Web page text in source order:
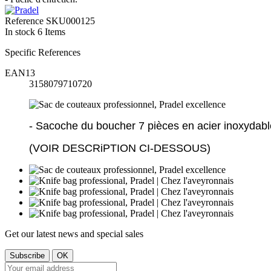
Reference SKU000125
In stock 6 Items
Specific References
EAN13
3158079710720
- Sacoche du boucher 7 pièces en acier
(VOIR DESCRiPTION CI-DESSOUS)
Get our latest news and special sales